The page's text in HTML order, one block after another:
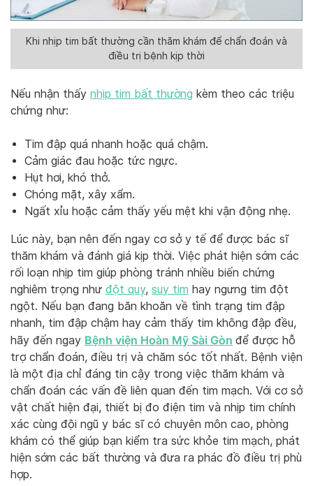
Khi nhịp tim bất thường cần thăm khám để chẩn đoán và
điều trị bệnh kịp thời
Nếu nhận thấy nhịp tim bất thường kèm theo các triệu
chứng như:
Tim đập quá nhanh hoặc quá chậm.
Cảm giác đau hoặc tức ngực.
Hụt hơi, khó thở.
Chóng mặt, xây xẩm.
Ngất xỉu hoặc cảm thấy yếu mệt khi vận động nhẹ.
Lúc này, bạn nên đến ngay cơ sở y tế để được bác sĩ
thăm khám và đánh giá kịp thời. Việc phát hiện sớm các
rối loạn nhịp tim giúp phòng tránh nhiều biến chứng
nghiêm trọng như đột quỵ, suy tim hay ngưng tim đột
ngột. Nếu bạn đang băn khoăn về tình trạng tim đập
nhanh, tim đập chậm hay cảm thấy tim không đập đều,
hãy đến ngay Bệnh viện Hoàn Mỹ Sài Gòn để được hỗ
trợ chẩn đoán, điều trị và chăm sóc tốt nhất. Bệnh viện
là một địa chỉ đáng tin cậy trong việc thăm khám và
chẩn đoán các vấn đề liên quan đến tim mạch. Với cơ sở
vật chất hiện đại, thiết bị đo điện tim và nhịp tim chính
xác cùng đội ngũ y bác sĩ có chuyên môn cao, phòng
khám có thể giúp bạn kiểm tra sức khỏe tim mạch, phát
hiện sớm các bất thường và đưa ra phác đồ điều trị phù
hợp.